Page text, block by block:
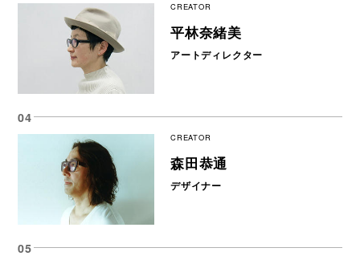
CREATOR
平林奈緒美
アートディレクター
CREATOR
森田恭通
デザイナー